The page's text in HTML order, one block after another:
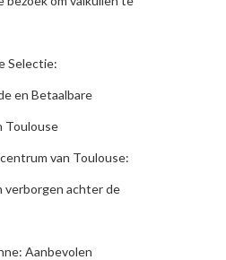
Selectie:
en Betaalbare
Toulouse
van Toulouse:
verborgen achter de
Aanbevolen